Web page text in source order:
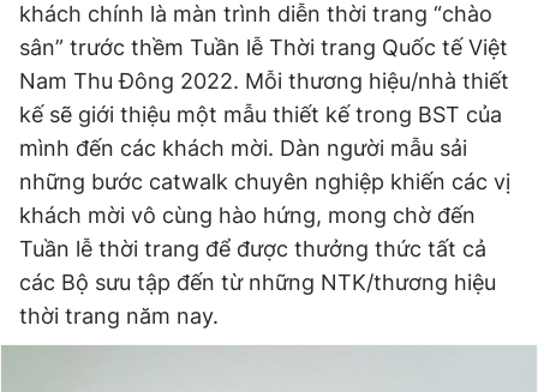
khách chính là màn trình diễn thời trang “chào
sân” trước thềm Tuần lễ Thời trang Quốc tế Việt
Nam Thu Đông 2022. Mỗi thương hiệu/nhà thiết
kế sẽ giới thiệu một mẫu thiết kế trong BST của
mình đến các khách mời. Dàn người mẫu sải
những bước catwalk chuyên nghiệp khiến các vị
khách mời vô cùng hào hứng, mong chờ đến
Tuần lễ thời trang để được thưởng thức tất cả
các Bộ sưu tập đến từ những NTK/thương hiệu
thời trang năm nay.